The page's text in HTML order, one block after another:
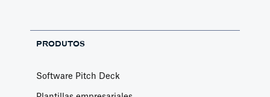
PRODUTOS
Software Pitch Deck